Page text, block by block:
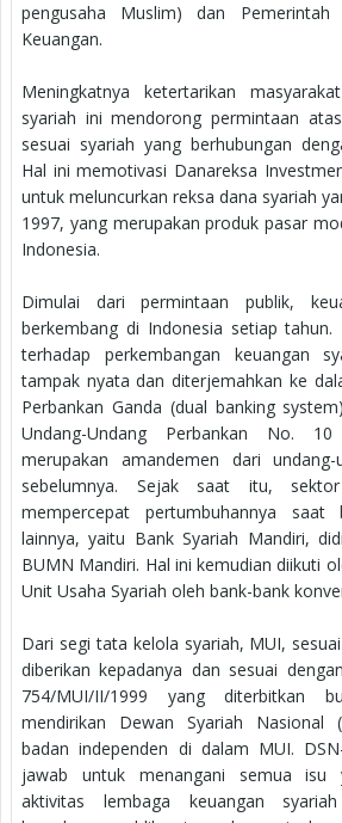
pengusaha Muslim) dan Pemerintah
Keuangan.
Meningkatnya ketertarikan
syariah ini mendorong permintaan
sesuai syariah yang berhubungan
Hal ini memotivasi Danareksa
untuk meluncurkan reksa dana syariah
1997, yang merupakan produk pasar
Indonesia.
Dimulai dari permintaan publik,
berkembang di Indonesia setiap tahun.
terhadap perkembangan keuangan
tampak nyata dan diterjemahkan ke
Perbankan Ganda (dual banking
Undang-Undang Perbankan No.
merupakan amandemen dari
sebelumnya. Sejak saat itu,
mempercepat pertumbuhannya
lainnya, yaitu Bank Syariah Mandiri,
BUMN Mandiri. Hal ini kemudian diikuti
Unit Usaha Syariah oleh bank-bank
Dari segi tata kelola syariah, MUI,
diberikan kepadanya dan sesuai
754/MUI/II/1999 yang diterbitkan
mendirikan Dewan Syariah Nasional
badan independen di dalam MUI.
jawab untuk menangani semua isu
aktivitas lembaga keuangan